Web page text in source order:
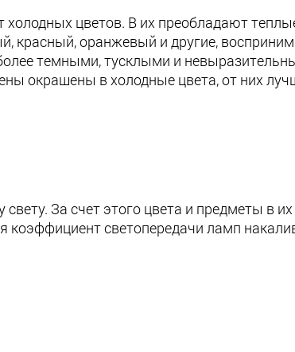
цветов. В их преобладают
красный, оранжевый и другие,
темными, тусклыми и
окрашены в холодные цвета, от них
За счет этого цвета и предметы в
коэффициент светопередачи ламп